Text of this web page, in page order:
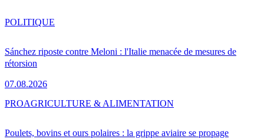
Sánchez riposte contre Meloni : l'Italie menacée de mesures de
rétorsion
07.08.2026
POLITIQUE
Poulets, bovins et ours polaires : la grippe aviaire se propage
PROAGRICULTURE & ALIMENTATION